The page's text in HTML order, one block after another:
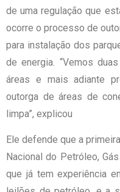
de uma regulação que
ocorre o processo de
para instalação dos
de energia. “Vemos
áreas e mais adiante
outorga de áreas de
limpa”, explicou
Ele defende que a
Nacional do Petróleo,
que já tem experiência